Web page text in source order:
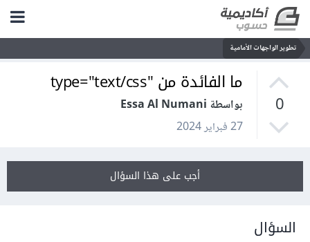
تطوير الواجهات الأمامية
0
ما الفائدة من "type="text/css
بواسطة Essa Al Numani
27 فبراير 2024
أجب على هذا السؤال
السؤال